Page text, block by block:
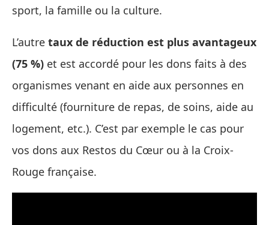
sport, la famille ou la culture.
L’autre taux de réduction est plus avantageux
(75 %) et est accordé pour les dons faits à des
organismes venant en aide aux personnes en
difficulté (fourniture de repas, de soins, aide au
logement, etc.). C’est par exemple le cas pour
vos dons aux Restos du Cœur ou à la Croix-
Rouge française.